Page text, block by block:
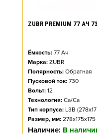
ZUBR PREMIUM 77
Ёмкость: 77 Ач
Марка: ZUBR
Полярность: Обратная
Пусковой ток: 730
Вольт: 12
Технология: Ca/Ca
Тип корпуса: L3B
Размер, мм: 278x175x175
Наличие: В